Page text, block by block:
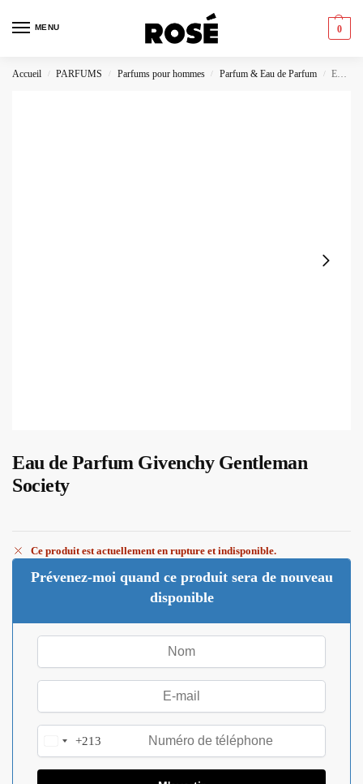
MENU 0
Accueil / PARFUMS / Parfums pour hommes / Parfum & Eau de Parfum / Eau de Parfum Givenchy Gentleman Society
Eau de Parfum Givenchy Gentleman
Society
Ce produit est actuellement en rupture et indisponible.
Prévenez-moi quand ce produit sera de nouveau
disponible
+213